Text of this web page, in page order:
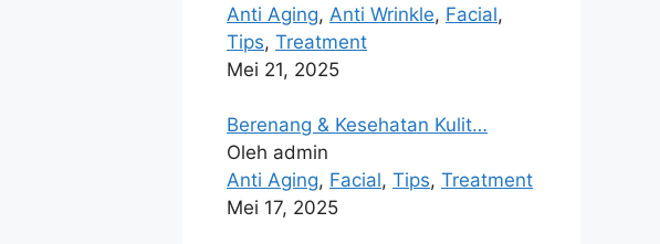
Anti Aging, Anti Wrinkle, Facial,
Tips, Treatment
Mei 21, 2025
Berenang & Kesehatan Kulit…
Oleh admin
Anti Aging, Facial, Tips, Treatment
Mei 17, 2025